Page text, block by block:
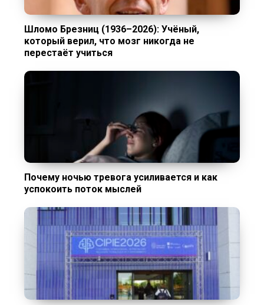
Шломо Брезниц (1936–2026): Учёный,
который верил, что мозг никогда не
перестаёт учиться
Почему ночью тревога усиливается и как
успокоить поток мыслей